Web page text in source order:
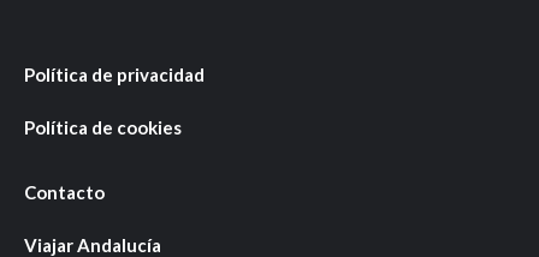
Política de privacidad
Política de cookies
Contacto
Viajar Andalucía